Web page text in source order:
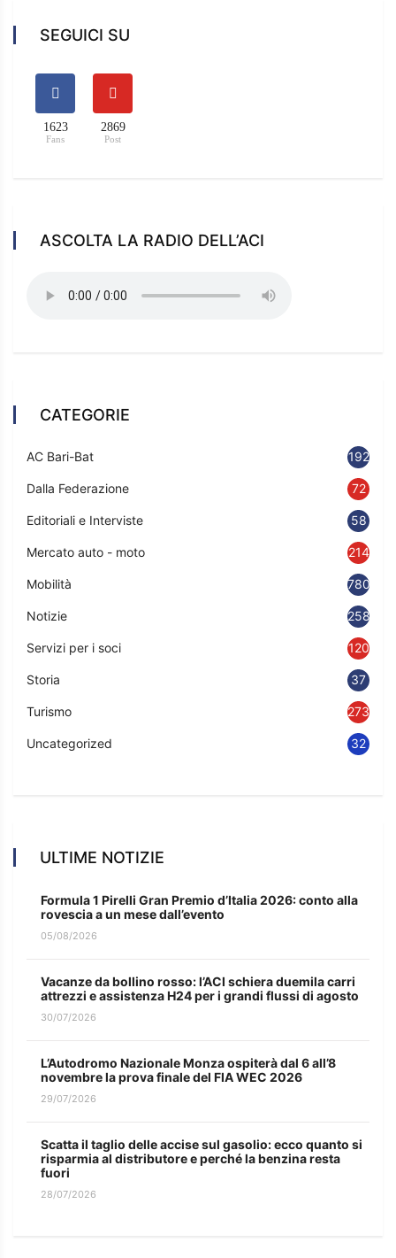
SEGUICI SU
1623
Fans
2869
Post
ASCOLTA LA RADIO DELL’ACI
CATEGORIE
AC Bari-Bat 192
Dalla Federazione 72
Editoriali e Interviste 58
Mercato auto - moto 214
Mobilità 780
Notizie 2583
Servizi per i soci 120
Storia 37
Turismo 273
Uncategorized 32
ULTIME NOTIZIE
Formula 1 Pirelli Gran Premio d’Italia 2026: conto alla
rovescia a un mese dall’evento
05/08/2026
Vacanze da bollino rosso: l’ACI schiera duemila carri
attrezzi e assistenza H24 per i grandi flussi di agosto
30/07/2026
L’Autodromo Nazionale Monza ospiterà dal 6 all’8
novembre la prova finale del FIA WEC 2026
29/07/2026
Scatta il taglio delle accise sul gasolio: ecco quanto si
risparmia al distributore e perché la benzina resta
fuori
28/07/2026